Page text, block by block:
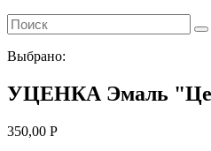
Выбрано:
УЦЕНКА Эмаль
350,00 Р